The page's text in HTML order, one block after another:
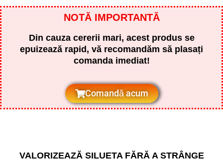
NOTĂ IMPORTANTĂ
Din cauza cererii mari, acest produs se
epuizează rapid, vă recomandăm să plasați
comanda imediat!
Comandă acum
VALORIZEAZĂ SILUETA FĂRĂ A STRÂNGE